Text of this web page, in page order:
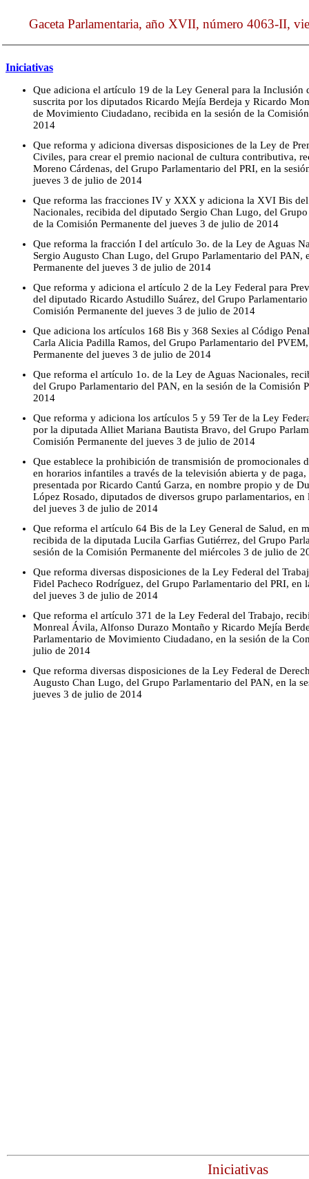
Gaceta Parlamentaria, año XVII, número 4063-II,
Iniciativas
Que adiciona el artículo 19 de la Ley General para la Inclusión
suscrita por los diputados Ricardo Mejía Berdeja y Ricardo
de Movimiento Ciudadano, recibida en la sesión de la
2014
Que reforma y adiciona diversas disposiciones de la Ley de
Civiles, para crear el premio nacional de cultura contributiva,
Moreno Cárdenas, del Grupo Parlamentario del PRI, en la
jueves 3 de julio de 2014
Que reforma las fracciones IV y XXX y adiciona la XVI Bis
Nacionales, recibida del diputado Sergio Chan Lugo, del
de la Comisión Permanente del jueves 3 de julio de 2014
Que reforma la fracción I del artículo 3o. de la Ley de Aguas
Sergio Augusto Chan Lugo, del Grupo Parlamentario del PAN,
Permanente del jueves 3 de julio de 2014
Que reforma y adiciona el artículo 2 de la Ley Federal para
del diputado Ricardo Astudillo Suárez, del Grupo
Comisión Permanente del jueves 3 de julio de 2014
Que adiciona los artículos 168 Bis y 368 Sexies al Código
Carla Alicia Padilla Ramos, del Grupo Parlamentario del
Permanente del jueves 3 de julio de 2014
Que reforma el artículo 1o. de la Ley de Aguas Nacionales,
del Grupo Parlamentario del PAN, en la sesión de la Comisión
2014
Que reforma y adiciona los artículos 5 y 59 Ter de la Ley
por la diputada Alliet Mariana Bautista Bravo, del Grupo
Comisión Permanente del jueves 3 de julio de 2014
Que establece la prohibición de transmisión de promocionales
en horarios infantiles a través de la televisión abierta y de
presentada por Ricardo Cantú Garza, en nombre propio y de
López Rosado, diputados de diversos grupo parlamentarios,
del jueves 3 de julio de 2014
Que reforma el artículo 64 Bis de la Ley General de Salud, en
recibida de la diputada Lucila Garfias Gutiérrez, del Grupo
sesión de la Comisión Permanente del miércoles 3 de julio de
Que reforma diversas disposiciones de la Ley Federal del
Fidel Pacheco Rodríguez, del Grupo Parlamentario del PRI, en
del jueves 3 de julio de 2014
Que reforma el artículo 371 de la Ley Federal del Trabajo,
Monreal Ávila, Alfonso Durazo Montaño y Ricardo Mejía
Parlamentario de Movimiento Ciudadano, en la sesión de la
julio de 2014
Que reforma diversas disposiciones de la Ley Federal de
Augusto Chan Lugo, del Grupo Parlamentario del PAN, en la
jueves 3 de julio de 2014
Iniciativas